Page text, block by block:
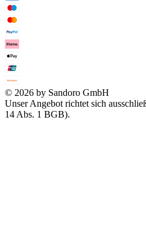
© 2026 by Sandoro GmbH
Unser Angebot richtet sich
14 Abs. 1 BGB).